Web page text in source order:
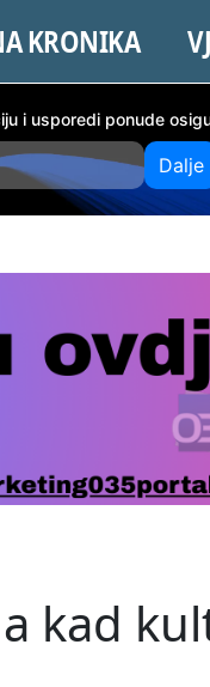
KRONIKA
i usporedi ponude
Dalje
kad